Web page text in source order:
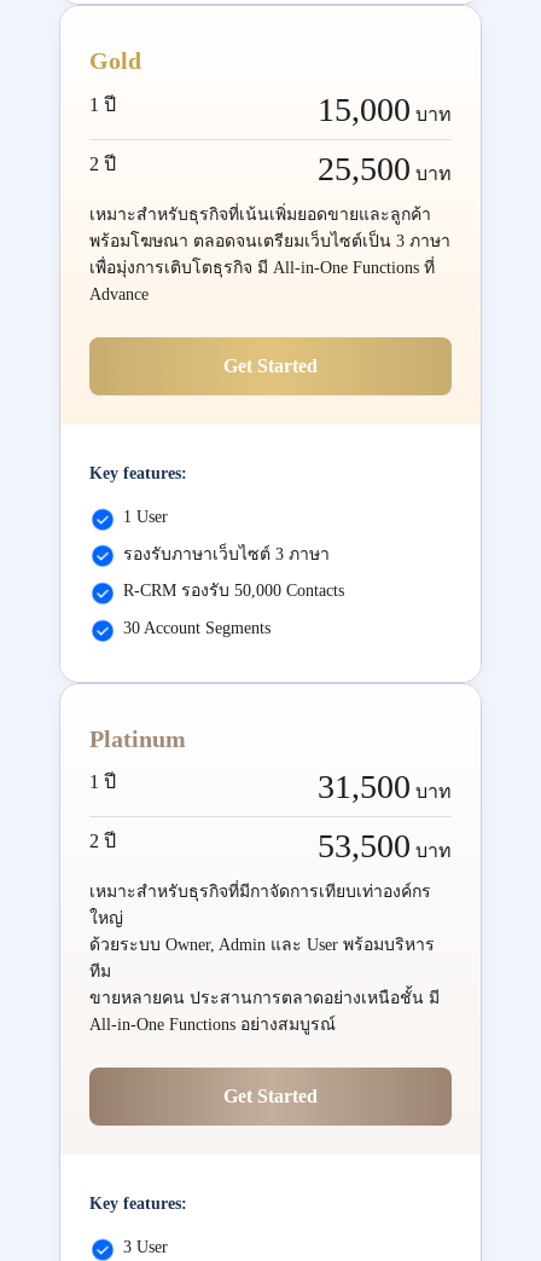
Gold
1 ปี 15,000 บาท
2 ปี 25,500 บาท
เหมาะสำหรับธุรกิจที่เน้นเพิ่มยอดขายและลูกค้า
พร้อมโฆษณา ตลอดจนเตรียมเว็บไซต์เป็น 3 ภาษา
เพื่อมุ่งการเติบโตธุรกิจ มี All-in-One Functions ที่
Advance
Get Started
Key features:
1 User
รองรับภาษาเว็บไซต์ 3 ภาษา
R-CRM รองรับ 50,000 Contacts
30 Account Segments
Platinum
1 ปี 31,500 บาท
2 ปี 53,500 บาท
เหมาะสำหรับธุรกิจที่มีกาจัดการเทียบเท่าองค์กร
ใหญ่
ด้วยระบบ Owner, Admin และ User พร้อมบริหาร
ทีม
ขายหลายคน ประสานการตลาดอย่างเหนือชั้น มี
All-in-One Functions อย่างสมบูรณ์
Get Started
Key features:
3 User